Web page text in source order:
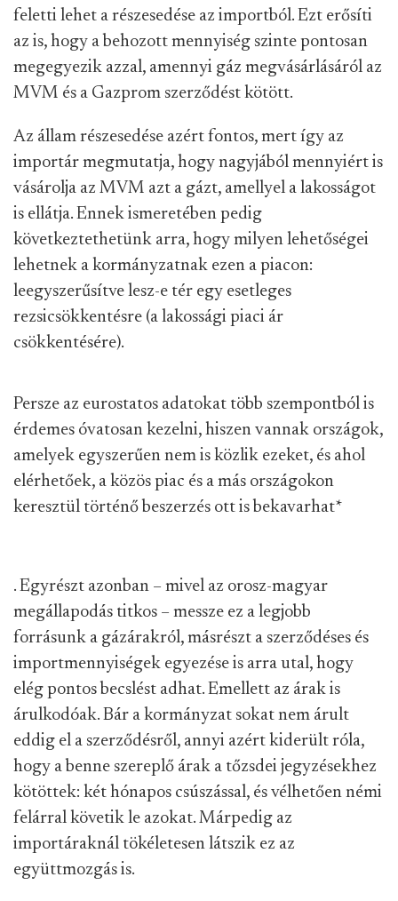
feletti lehet a részesedése az importból. Ezt erősíti
az is, hogy a behozott mennyiség szinte pontosan
megegyezik azzal, amennyi gáz megvásárlásáról az
MVM és a Gazprom szerződést kötött.
Az állam részesedése azért fontos, mert így az
importár megmutatja, hogy nagyjából mennyiért is
vásárolja az MVM azt a gázt, amellyel a lakosságot
is ellátja. Ennek ismeretében pedig
következtethetünk arra, hogy milyen lehetőségei
lehetnek a kormányzatnak ezen a piacon:
leegyszerűsítve lesz-e tér egy esetleges
rezsicsökkentésre (a lakossági piaci ár
csökkentésére).
Persze az eurostatos adatokat több szempontból is
érdemes óvatosan kezelni, hiszen vannak országok,
amelyek egyszerűen nem is közlik ezeket, és ahol
elérhetőek, a közös piac és a más országokon
keresztül történő beszerzés ott is bekavarhat*
. Egyrészt azonban – mivel az orosz-magyar
megállapodás titkos – messze ez a legjobb
forrásunk a gázárakról, másrészt a szerződéses és
importmennyiségek egyezése is arra utal, hogy
elég pontos becslést adhat. Emellett az árak is
árulkodóak. Bár a kormányzat sokat nem árult
eddig el a szerződésről, annyi azért kiderült róla,
hogy a benne szereplő árak a tőzsdei jegyzésekhez
kötöttek: két hónapos csúszással, és vélhetően némi
felárral követik le azokat. Márpedig az
importáraknál tökéletesen látszik ez az
együttmozgás is.